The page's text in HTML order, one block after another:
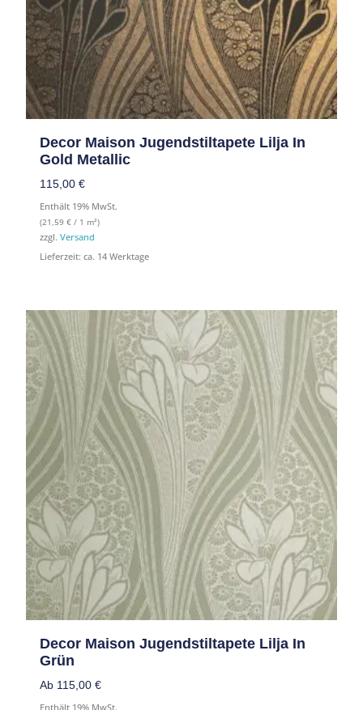
Decor Maison Jugendstiltapete Lilja In
Gold Metallic
115,00 €
Enthält 19% MwSt.
(21,59 €/ 1 m²)
zzgl. Versand
Lieferzeit: ca. 14 Werktage
Decor Maison Jugendstiltapete Lilja In
Grün
Ab 115,00 €
Enthält 19% MwSt.